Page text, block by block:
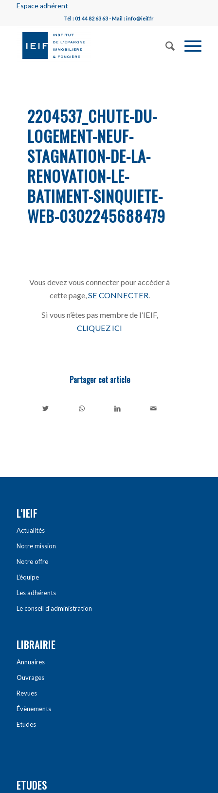
Espace adhérent
Tél : 01 44 82 63 63 - Mail : info@ieif.fr
2204537_CHUTE-DU-
LOGEMENT-NEUF-
STAGNATION-DE-LA-
RENOVATION-LE-
BATIMENT-SINQUIETE-
WEB-0302245688479
Vous devez vous connecter pour accéder à
cette page, SE CONNECTER
Si vous n’êtes pas membre de l’IEIF,
CLIQUEZ ICI
Partager cet article
L’IEIF
Actualités
Notre mission
Notre offre
L’équipe
Les adhérents
Le conseil d’administration
LIBRAIRIE
Annuaires
Ouvrages
Revues
Évènements
Etudes
ETUDES